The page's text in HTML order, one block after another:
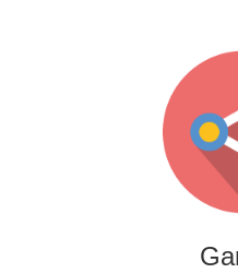
Desarrollamos
que combinan
para